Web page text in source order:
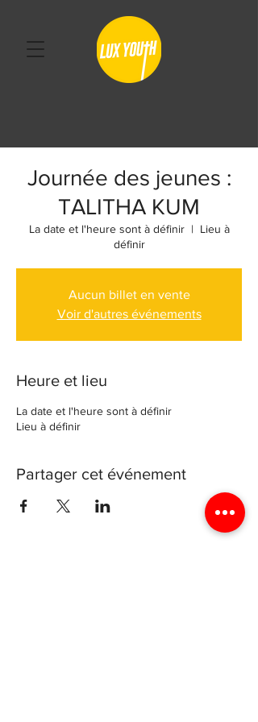
Journée des jeunes :
TALITHA KUM
La date et l'heure sont à définir
  |
Lieu à
définir
Aucun billet en vente
Voir d'autres événements
Heure et lieu
La date et l'heure sont à définir
Lieu à définir
Partager cet événement